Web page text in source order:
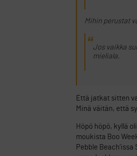
Mihin perustat
Jos vaikka
mieliala.
Että jatkat sitten
Minä väitän, että
Höpö höpö, kyllä
moukista Boo
Pebble